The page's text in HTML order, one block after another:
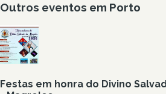
Outros eventos em Porto
Festas em honra do Divino